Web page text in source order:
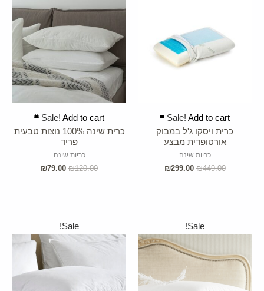
Sale! Add to cart
כרית ויסקו ג'ל במבוק
אורטופדית מבצע
כריות שינה
₪449.00
₪299.00
Sale! Add to cart
כרית שינה 100% נוצות טבעית
פריד
כריות שינה
₪120.00
₪79.00
ADD TO CART
Sale!
Sale!